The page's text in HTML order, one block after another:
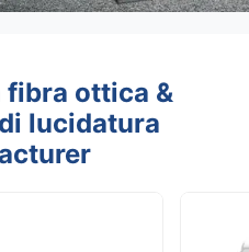
fibra ottica &
lucidatura